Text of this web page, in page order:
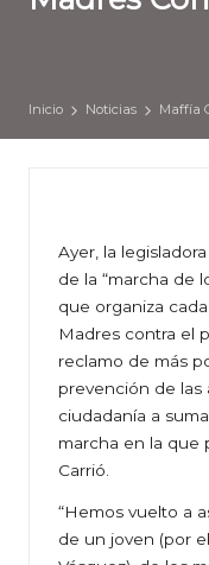
Inicio Noticias Maffía
Ayer, la
de la “marcha de
que organiza
Madres contra el
reclamo de más
prevención de las
ciudadanía a
marcha en la que
Carrió.
“Hemos vuelto a
de un joven (por